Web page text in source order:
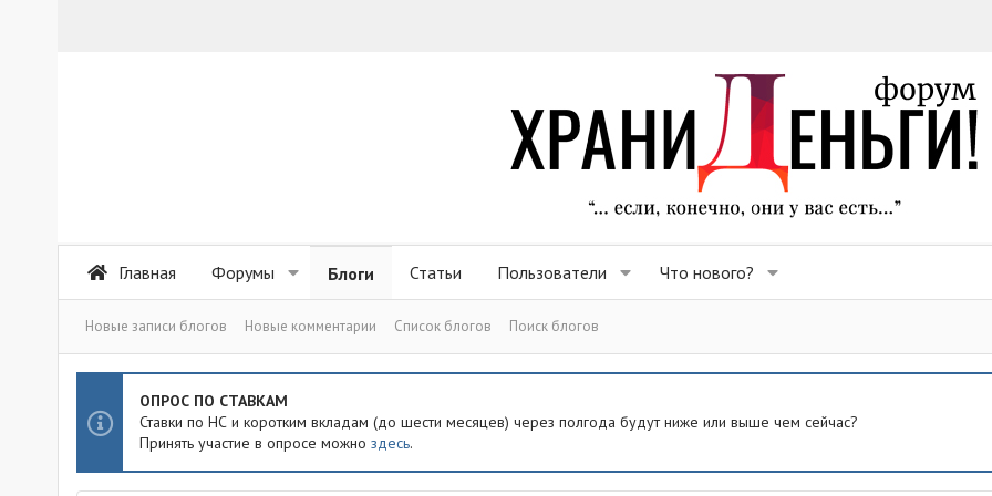
Главная Форумы Блоги Статьи Пользователи Что нового?
Новые записи блогов Новые комментарии Список блогов Поиск блогов
ОПРОС ПО СТАВКАМ
Ставки по НС и коротким вкладам (до шести месяцев) через полгода будут ниже или выше чем сейчас?
Принять участие в опросе можно здесь.